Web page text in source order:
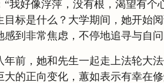
“我好像浮萍，没有根，渴望有个
目标是什么？大学期间，她开始
感到非常焦虑，不停地追寻与自
年前，她和先生一起走上法轮大
大的正向变化，蕙如表示有幸在